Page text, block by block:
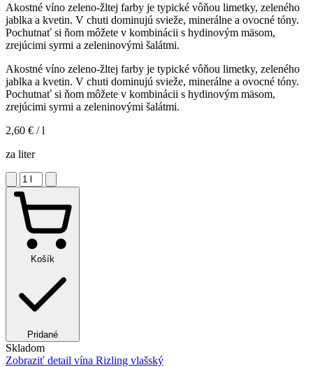
Akostné víno zeleno-žltej farby je typické vôňou limetky, zeleného
jablka a kvetin. V chuti dominujú svieže, minerálne a ovocné tóny.
Pochutnať si ňom môžete v kombinácii s hydinovým mäsom,
zrejúcimi syrmi a zeleninovými šalátmi.
Akostné víno zeleno-žltej farby je typické vôňou limetky, zeleného
jablka a kvetin. V chuti dominujú svieže, minerálne a ovocné tóny.
Pochutnať si ňom môžete v kombinácii s hydinovým mäsom,
zrejúcimi syrmi a zeleninovými šalátmi.
2,60 € / l
za liter
Košík
Pridané
Skladom
Zobraziť detail vína Rizling vlašský